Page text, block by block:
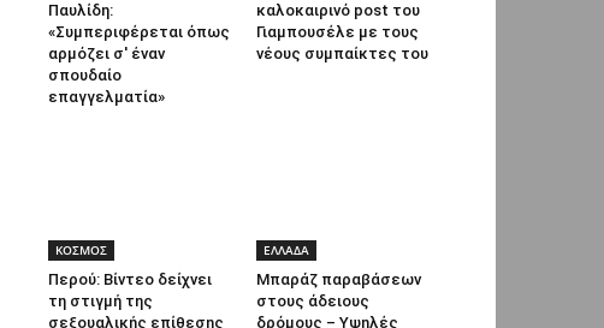
Παυλίδη:
«Συμπεριφέρεται όπως
αρμόζει σ' έναν
σπουδαίο
επαγγελματία»
καλοκαιρινό post του
Γιαμπουσέλε με τους
νέους συμπαίκτες του
ΚΟΣΜΟΣ
Περού: Βίντεο δείχνει
τη στιγμή της
σεξουαλικής επίθεσης
ΕΛΛΑΔΑ
Μπαράζ παραβάσεων
στους άδειους
δρόμους – Υψηλές